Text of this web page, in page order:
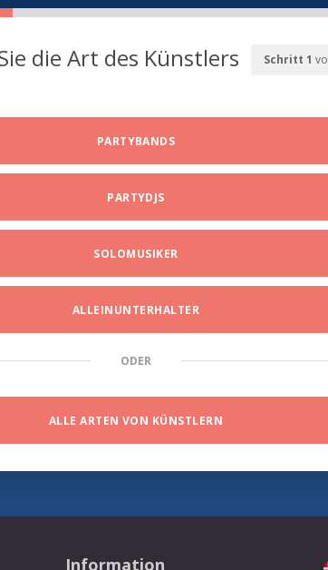
Schritt 1
die Art des Künstlers
PARTYBANDS
PARTYDJS
SOLOMUSIKER
ALLEINUNTERHALTER
ODER
ALLE ARTEN VON KÜNSTLERN
Information